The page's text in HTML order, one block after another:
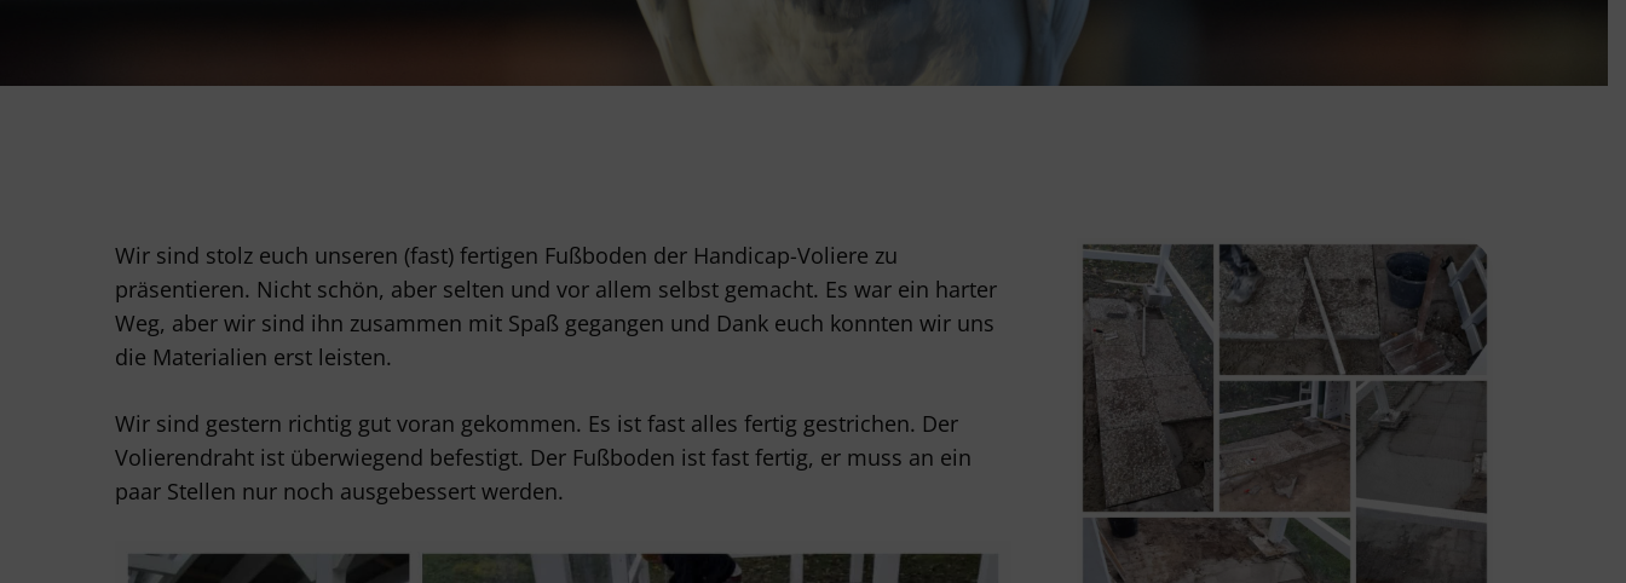
Wir sind stolz euch unseren (fast) fertigen Fußboden der Handicap-Voliere zu
präsentieren. Nicht schön, aber selten und vor allem selbst gemacht. Es war ein harter
Weg, aber wir sind ihn zusammen mit Spaß gegangen und Dank euch konnten wir uns
die Materialien erst leisten.
Wir sind gestern richtig gut voran gekommen. Es ist fast alles fertig gestrichen. Der
Volierendraht ist überwiegend befestigt. Der Fußboden ist fast fertig, er muss an ein
paar Stellen nur noch ausgebessert werden.